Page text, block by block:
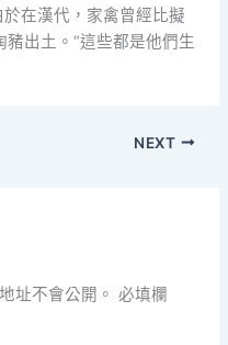
在漢代，家禽曾經比擬
出土。“這些都是他們生
NEXT
址不會公開。 必填欄